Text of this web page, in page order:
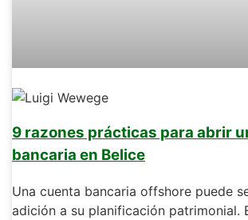
9 razones prácticas para abrir
bancaria en Belice
Una cuenta bancaria offshore puede
adición a su planificación patrimonial.